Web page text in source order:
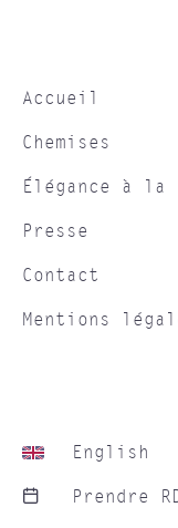
Accueil
Chemises
Élégance à la
Presse
Contact
Mentions
English
Prendre